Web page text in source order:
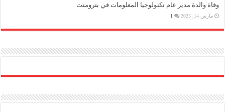
وفاة والدة مدير عام تكنولوجيا المعلومات في بترومنت
مارس 14, 2023 1